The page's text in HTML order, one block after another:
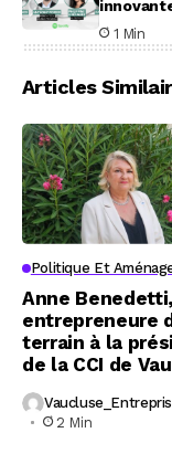
1 Min
Articles
Politique Et
Anne
entrepreneure
terrain à la
de la CCI de
2 Min